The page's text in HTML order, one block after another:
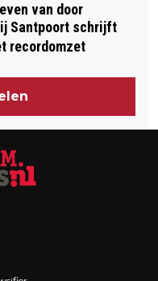
van door
Santpoort schrijft
recordomzet